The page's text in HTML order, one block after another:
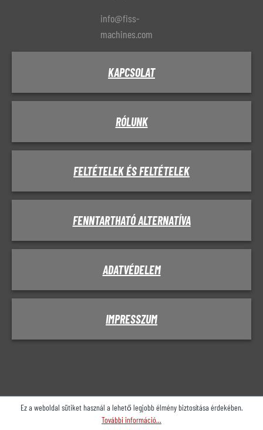
info@fiss-
machines.com
KAPCSOLAT
RÓLUNK
FELTÉTELEK ÉS FELTÉTELEK
FENNTARTHATÓ ALTERNATÍVA
ADATVÉDELEM
IMPRESSZUM
Ez a weboldal sütiket használ a lehető legjobb élmény biztosítása érdekében.
További információ...